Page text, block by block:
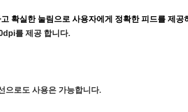
확실한 눌림으로 사용자에게 정확한 피드를 제공
를 제공 합니다.
으로도 사용은 가능합니다.